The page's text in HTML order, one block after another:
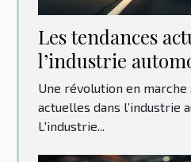
Les tendances
l’industrie
Une révolution en marche
actuelles dans l’industrie
L'industrie...